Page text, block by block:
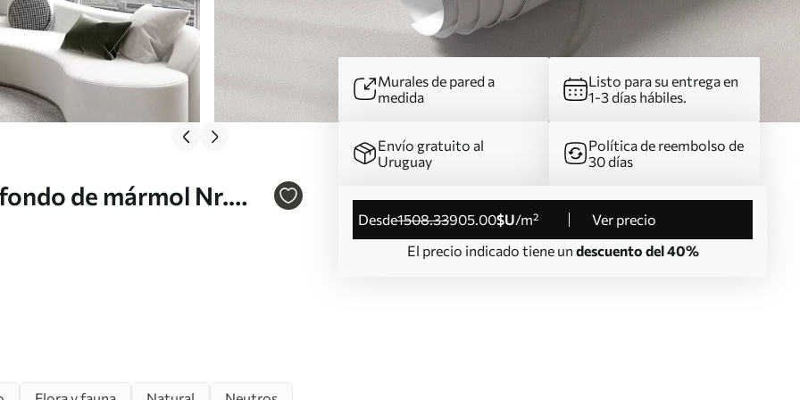
de mármol Nr.
Murales de pared a
medida
Listo para su entrega en
1-3 días hábiles.
Envío gratuito al
Uruguay
Política de reembolso de
30 días
desde1508.33905.00$U/m²
Ver precio
El precio indicado tiene un descuento del 40%